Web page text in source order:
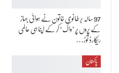
97 سالہ برطانوی خاتون نے ہوائی جہاز
کے پروں پر ’واک‘ کر کے اپنا ہی عالمی
ریکارڈ توڑ…
پاکستان